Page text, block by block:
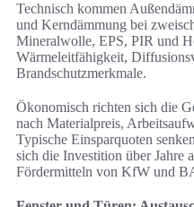
Technisch kommen
und Kerndämmung bei
Mineralwolle, EPS, PIR und
Wärmeleitfähigkeit,
Brandschutzmerkmale.
Ökonomisch richten sich die
nach Materialpreis,
Typische Einsparquoten
sich die Investition über Jahre
Fördermitteln von KfW und